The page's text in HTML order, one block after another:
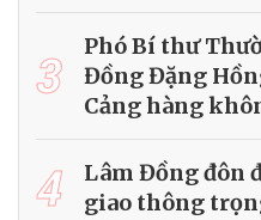
3
Phó Bí thư
Đồng Đặng
Cảng hàng
4
Lâm Đồng đôn
giao thông